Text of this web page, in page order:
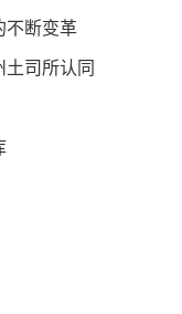
断变革
司所认同